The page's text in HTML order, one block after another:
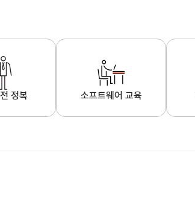
정복 소프트웨어 교육